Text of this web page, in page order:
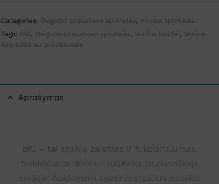
Categories: Dvigubo praustuvo spintelės, Vonios spintelės
Tags: BIG, Dvigubo praustuvo spintelės, Vonios baldai, Vonios
spintelės su praustuvais
Aprašymas
BIG – tai spalvų žaismas ir fukcionalumas.
Netikėčiausi deriniai susitinka jaunatviškoje
serijoje. Aukštesnis apatinis stalčius suteikia